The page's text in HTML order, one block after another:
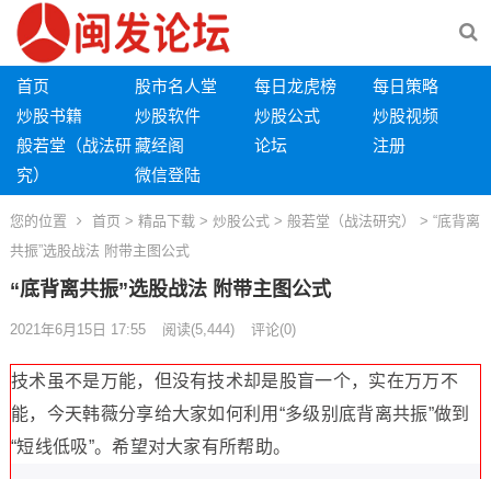
首页 股市名人堂 每日龙虎榜
每日策略
炒股书籍
炒股软件 炒股公式
炒股视频
般若堂（战法研
究）
藏经阁 论坛
注册
微信登陆
您的位置 首页 > 精品下载> 炒股公式> 般若堂（战法研究）
> “底背离
共振”选股战法 附带主图公式
“底背离共振”选股战法 附带主图公式
2021年6月15日 17:55 阅读(5,444) 评论(0)
技术虽不是万能，但没有技术却是股盲一个，实在万万不
能，今天韩薇分享给大家如何利用“多级别底背离共振”做到
“短线低吸”。希望对大家有所帮助。